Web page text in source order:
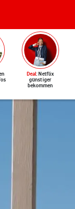
Deal: Netflix
günstiger
bekommen